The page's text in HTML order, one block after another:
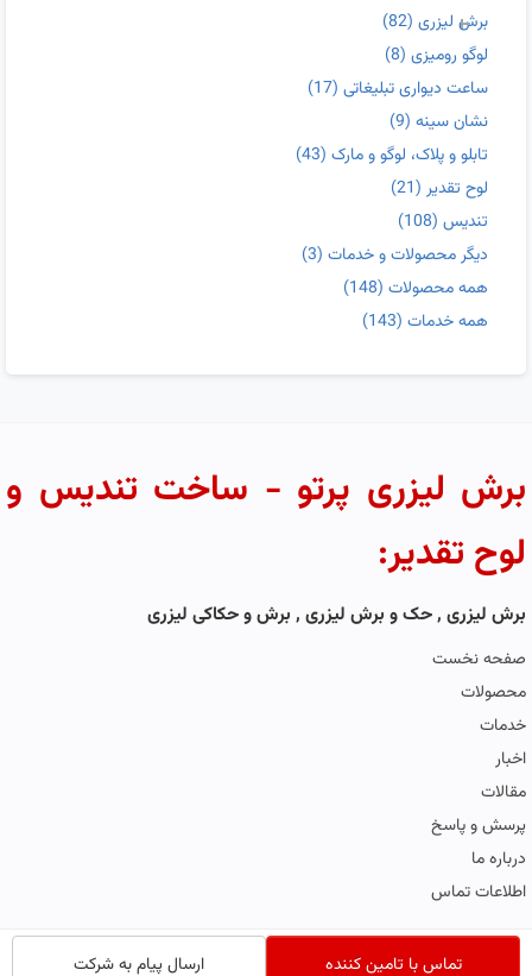
تماس با تامین کننده ارسال پیام به شرکت
برش لیزری (82)
لوگو رومیزی (8)
ساعت دیواری تبلیغاتی (17)
نشان سینه (9)
تابلو و پلاک، لوگو و مارک (43)
لوح تقدیر (21)
تندیس (108)
دیگر محصولات و خدمات (3)
همه محصولات (148)
همه خدمات (143)
برش لیزری پرتو - ساخت تندیس و
لوح تقدیر:
برش لیزری , حک و برش لیزری , برش و حکاکی لیزری
صفحه نخست
محصولات
خدمات
اخبار
مقالات
پرسش و پاسخ
درباره ما
اطلاعات تماس